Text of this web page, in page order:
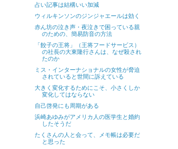
占い記事は結構いい加減
ウィルキンソンのジンジャエールは効く
赤ん坊の泣き声・夜泣きで困っている親
のための、簡易防音の方法
「餃子の王将」（王将フードサービス）
の社長の大東隆行さんは、なぜ殺され
たのか
ミス・インターナショナルの女性が脅迫
されていると世間に訴えている
大きく変化するためにこそ、小さくしか
変化してはならない
自己啓発にも周期がある
浜崎あゆみがアメリカ人の医学生と婚約
したそうだ
たくさんの人と会って、メモ帳は必要だ
と思った